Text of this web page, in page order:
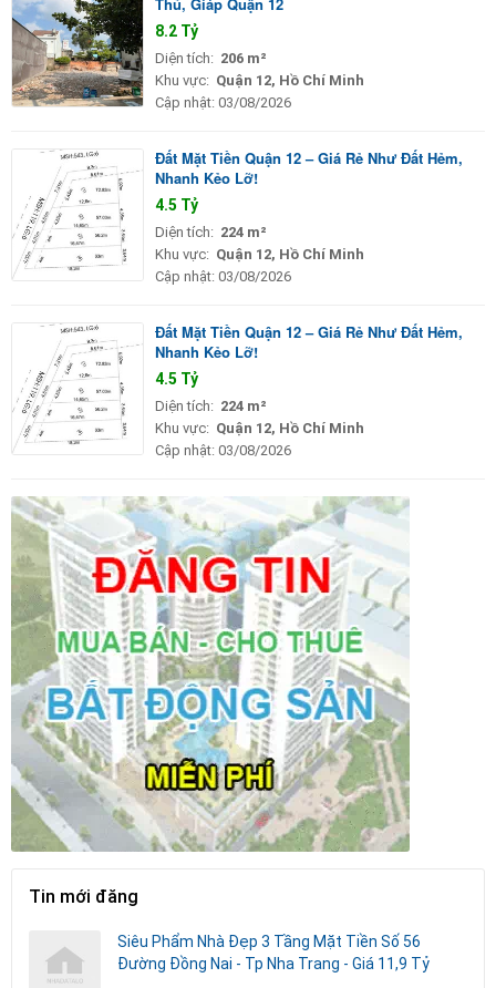
8.2 Tỷ
Diện tích: 206 m²
Khu vực: Quận 12, Hồ Chí Minh
Cập nhật: 03/08/2026
Đất Mặt Tiền Quận 12 – Giá Rẻ Như Đất Hẻm,
Nhanh Kẻo Lỡ!
4.5 Tỷ
Diện tích: 224 m²
Khu vực: Quận 12, Hồ Chí Minh
Cập nhật: 03/08/2026
Đất Mặt Tiền Quận 12 – Giá Rẻ Như Đất Hẻm,
Nhanh Kẻo Lỡ!
4.5 Tỷ
Diện tích: 224 m²
Khu vực: Quận 12, Hồ Chí Minh
Cập nhật: 03/08/2026
Tin mới đăng
Siêu Phẩm Nhà Đẹp 3 Tầng Mặt Tiền Số 56
Đường Đồng Nai - Tp Nha Trang - Giá 11,9 Tỷ